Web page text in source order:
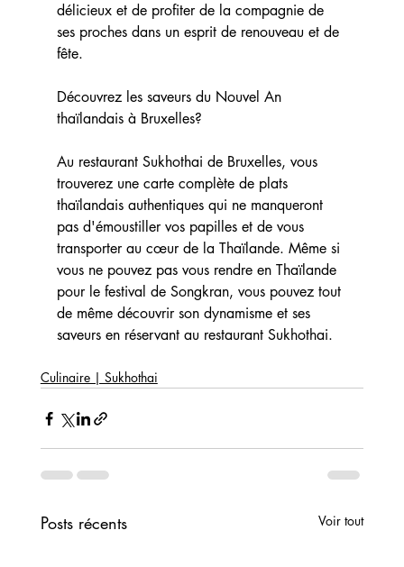
délicieux et de profiter de la compagnie de
ses proches dans un esprit de renouveau et de
fête.
Découvrez les saveurs du Nouvel An
thaïlandais à Bruxelles?
Au restaurant Sukhothai de Bruxelles, vous
trouverez une carte complète de plats
thaïlandais authentiques qui ne manqueront
pas d'émoustiller vos papilles et de vous
transporter au cœur de la Thaïlande. Même si
vous ne pouvez pas vous rendre en Thaïlande
pour le festival de Songkran, vous pouvez tout
de même découvrir son dynamisme et ses
saveurs en réservant au restaurant Sukhothai.
Culinaire | Sukhothai
Posts récents Voir tout